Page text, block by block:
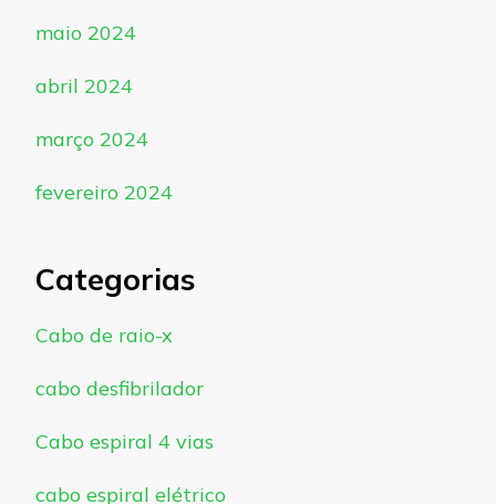
maio 2024
abril 2024
março 2024
fevereiro 2024
Categorias
Cabo de raio-x
cabo desfibrilador
Cabo espiral 4 vias
cabo espiral elétrico